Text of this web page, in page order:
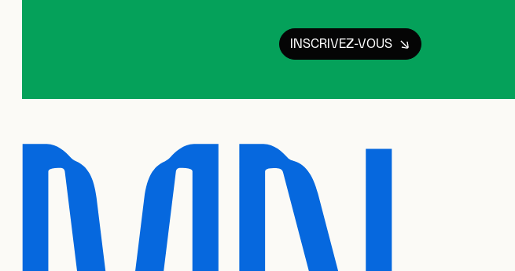
INSCRIVEZ-VOUS